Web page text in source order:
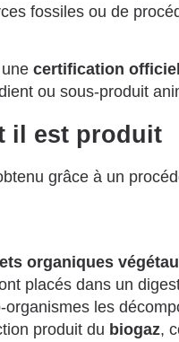
fossiles ou de
certification
ou sous-produit
il est produit
grâce à un
organiques
placés dans un
organismes les
produit du biogaz,